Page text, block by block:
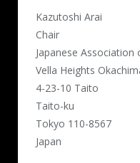
Kazutoshi Arai
Chair
Japanese
Vella Heights
4-23-10 Taito
Taito-ku
Tokyo 110-8567
Japan